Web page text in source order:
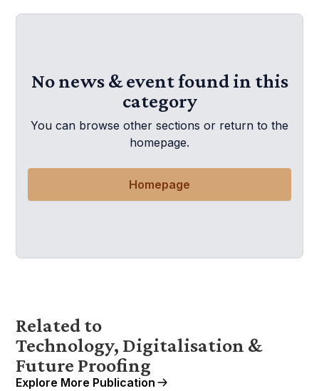
No news & event found in this
category
You can browse other sections or return to the
homepage.
Homepage
Related to
Technology, Digitalisation &
Future Proofing
Explore More Publication